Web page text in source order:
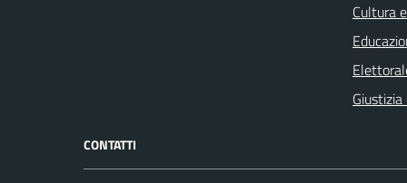
Cultura
CONTATTI